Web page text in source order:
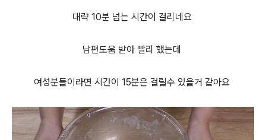
대략 10분 넘는 시간이 걸리네요
남편도움 받아 빨리 했는데
여성분들이라면 시간이 15분은 걸릴수 있을거 같아요